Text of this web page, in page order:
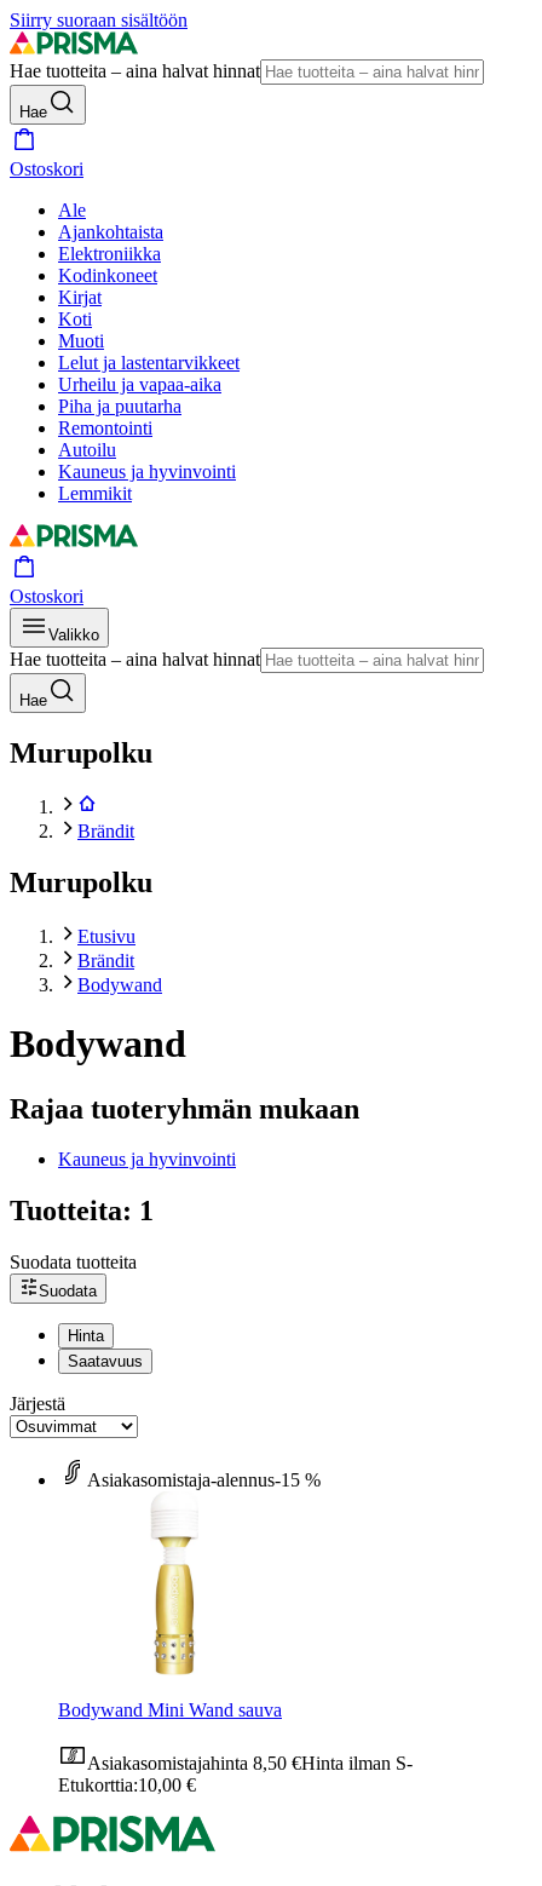
Siirry suoraan sisältöön
Hae tuotteita – aina halvat hinnat
Hae
Ostoskori
Ale
Ajankohtaista
Elektroniikka
Kodinkoneet
Kirjat
Koti
Muoti
Lelut ja lastentarvikkeet
Urheilu ja vapaa-aika
Piha ja puutarha
Remontointi
Autoilu
Kauneus ja hyvinvointi
Lemmikit
Ostoskori
Valikko
Hae tuotteita – aina halvat hinnat
Hae
Murupolku
Brändit
Murupolku
Etusivu
Brändit
Bodywand
Bodywand
Rajaa tuoteryhmän mukaan
Kauneus ja hyvinvointi
Tuotteita: 1
Suodata tuotteita
Suodata
Hinta
Saatavuus
Järjestä
Asiakasomistaja-alennus-15 %
Bodywand Mini Wand sauva
Asiakasomistajahinta 8,50 €Hinta ilman S-
Etukorttia:10,00 €